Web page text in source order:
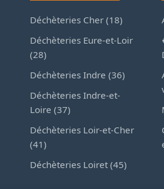
Déchèteries Cher (18)
Déchèteries Eure-et-Loir
(28)
Déchèteries Indre (36)
Déchèteries Indre-et-
Loire (37)
Déchèteries Loir-et-Cher
(41)
Déchèteries Loiret (45)